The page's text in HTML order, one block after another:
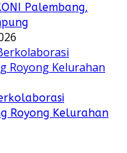
Palembang,
Royong Kelurahan